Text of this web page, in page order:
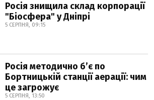
Росія знищила склад корпорації
"Біосфера" у Дніпрі
5 СЕРПНЯ, 09:15
Росія методично б’є по
Бортницькій станції аерації: чим
це загрожує
5 СЕРПНЯ, 13:50